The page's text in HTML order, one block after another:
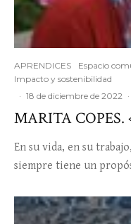
APRENDICES
Espacio
Impacto y sostenibilidad
· 18 de diciembre de 2022 ·
MARITA COPES.
En su vida, en su
siempre tiene un